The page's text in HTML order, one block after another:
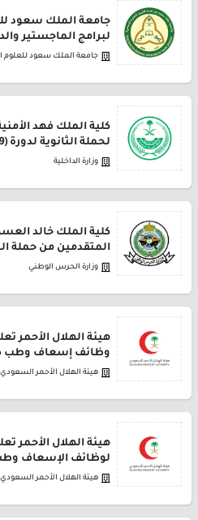
جامعة الملك سعود
لبرامج الماجستير
جامعة الملك سعود للعلوم
كلية الملك فهد
لحملة الثانوية لدورة (69)
وزارة الداخلية
كلية الملك خالد
المتقدمين من حملة
وزارة الحرس الوطني
هيئة الهلال الأحمر
وظائف إسعاف وطب
هيئة الهلال الأحمر السعودي
هيئة الهلال الأحمر
لوظائف الإسعاف
هيئة الهلال الأحمر السعودي